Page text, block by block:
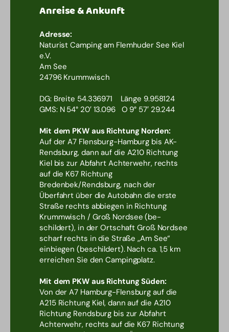
Anreise & Ankunft
Adresse:
Naturist Camping am Flemhuder See Kiel
e.V.
Am See
24796 Krummwisch
DG: Breite 54.336971 Länge 9.958124
GMS: N 54° 20′ 13.096 O 9° 57′ 29.244
Mit dem PKW aus Richtung Norden:
Auf der A7 Flensburg-Hamburg bis AK-
Rendsburg, dann auf die A210 Richtung
Kiel bis zur Abfahrt Achterwehr, rechts
auf die K67 Richtung
Bredenbek/Rendsburg, nach der
Überfahrt über die Autobahn die erste
Straße rechts abbiegen in Richtung
Krummwisch / Groß Nordsee (be-
schildert), in der Ortschaft Groß Nordsee
scharf rechts in die Straße „Am See“
einbiegen (beschildert). Nach ca. 1,5 km
erreichen Sie den Campingplatz.
Mit dem PKW aus Richtung Süden:
Von der A7 Hamburg-Flensburg auf die
A215 Richtung Kiel, dann auf die A210
Richtung Rendsburg bis zur Abfahrt
Achterwehr, rechts auf die K67 Richtung